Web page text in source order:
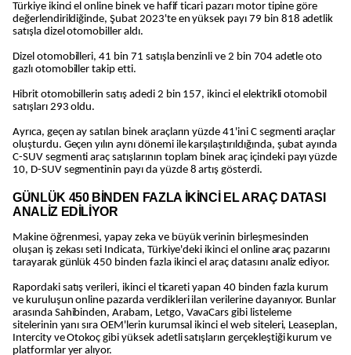
Türkiye ikinci el online binek ve hafif ticari pazarı motor tipine göre
değerlendirildiğinde, Şubat 2023'te en yüksek payı 79 bin 818 adetlik
satışla dizel otomobiller aldı.
Dizel otomobilleri, 41 bin 71 satışla benzinli ve 2 bin 704 adetle oto
gazlı otomobiller takip etti.
Hibrit otomobillerin satış adedi 2 bin 157, ikinci el elektrikli otomobil
satışları 293 oldu.
Ayrıca, geçen ay satılan binek araçların yüzde 41'ini C segmenti araçlar
oluşturdu. Geçen yılın aynı dönemi ile karşılaştırıldığında, şubat ayında
C-SUV segmenti araç satışlarının toplam binek araç içindeki payı yüzde
10, D-SUV segmentinin payı da yüzde 8 artış gösterdi.
GÜNLÜK 450 BİNDEN FAZLA İKİNCİ EL ARAÇ DATASI
ANALİZ EDİLİYOR
Makine öğrenmesi, yapay zeka ve büyük verinin birleşmesinden
oluşan iş zekası seti Indicata, Türkiye'deki ikinci el online araç pazarını
tarayarak günlük 450 binden fazla ikinci el araç datasını analiz ediyor.
Rapordaki satış verileri, ikinci el ticareti yapan 40 binden fazla kurum
ve kuruluşun online pazarda verdikleri ilan verilerine dayanıyor. Bunlar
arasında Sahibinden, Arabam, Letgo, VavaCars gibi listeleme
sitelerinin yanı sıra OEM'lerin kurumsal ikinci el web siteleri, Leaseplan,
Intercity ve Otokoç gibi yüksek adetli satışların gerçekleştiği kurum ve
platformlar yer alıyor.